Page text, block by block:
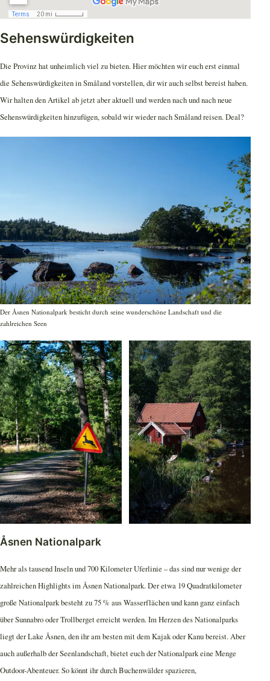
Sehenswürdigkeiten
Die Provinz hat unheimlich viel zu bieten. Hier möchten wir euch erst einmal
die Sehenswürdigkeiten in Småland vorstellen, dir wir auch selbst bereist haben.
Wir halten den Artikel ab jetzt aber aktuell und werden nach und nach neue
Sehenswürdigkeiten hinzufügen, sobald wir wieder nach Småland reisen. Deal?
Der Åsnen Nationalpark besticht durch seine wunderschöne Landschaft und die
zahlreichen Seen
Åsnen Nationalpark
Mehr als tausend Inseln und 700 Kilometer Uferlinie – das sind nur wenige der
zahlreichen Highlights im Åsnen Nationalpark. Der etwa 19 Quadratkilometer
große Nationalpark besteht zu 75 % aus Wasserflächen und kann ganz einfach
über Sunnabro oder Trollberget erreicht werden. Im Herzen des Nationalparks
liegt der Lake Åsnen, den ihr am besten mit dem Kajak oder Kanu bereist. Aber
auch außerhalb der Seenlandschaft, bietet euch der Nationalpark eine Menge
Outdoor-Abenteuer. So könnt ihr durch Buchenwälder spazieren,